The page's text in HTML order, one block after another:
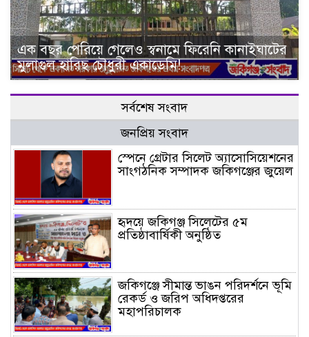
এক বছর পেরিয়ে গেলেও স্বনামে ফিরেনি কানাইঘাটের
মুলাগুল হারিছ চৌধুরী একাডেমি!
সর্বশেষ সংবাদ
জনপ্রিয় সংবাদ
স্পেনে গ্রেটার সিলেট অ্যাসোসিয়েশনের
সাংগঠনিক সম্পাদক জকিগঞ্জের জুয়েল
হৃদয়ে জকিগঞ্জ সিলেটের ৫ম
প্রতিষ্ঠাবার্ষিকী অনুষ্ঠিত
জকিগঞ্জে সীমান্ত ভাঙন পরিদর্শনে ভূমি
রেকর্ড ও জরিপ অধিদপ্তরের
মহাপরিচালক